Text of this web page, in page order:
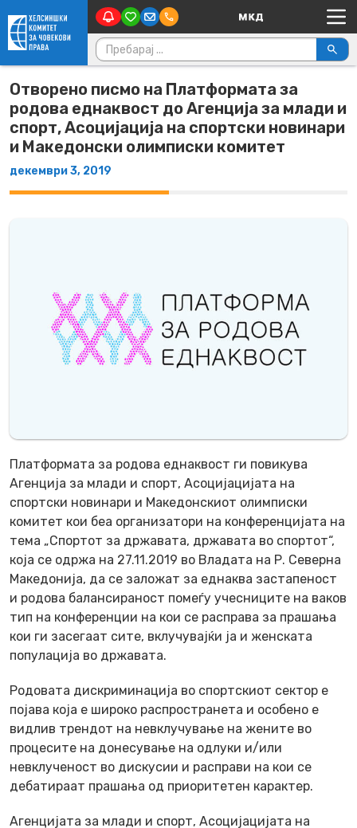
Skip to content Main Navigation
Пребарувај за:
Отворено писмо на Платформата за
родова еднаквост до Агенција за млади и
спорт, Асоцијација на спортски новинари
и Македонски олимписки комитет
декември 3, 2019
Платформата за родова еднаквост ги повикува
Агенција за млади и спорт, Асоцијацијата на
спортски новинари и Македонскиот олимписки
комитет кои беа организатори на конференцијата на
тема „Спортот за државата, државата во спортот“,
која се одржа на 27.11.2019 во Владата на Р. Северна
Македонија, да се заложат за еднаква застапеност
и родова балансираност помеѓу учесниците на ваков
тип на конференции на кои се расправа за прашања
кои ги засегаат сите, вклучувајќи ја и женската
популација во државата.
Родовата дискриминација во спортскиот сектор е
појава која е широко распространета и особено е
видлив трендот на невклучување на жените во
процесите на донесување на одлуки и/или
невклученост во дискусии и расправи на кои се
дебатираат прашања од приоритетен карактер.
Агенцијата за млади и спорт, Асоцијацијата на